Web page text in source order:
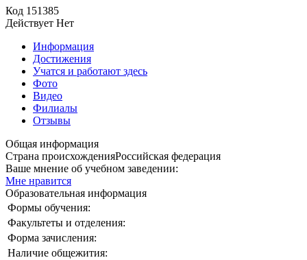
Код 151385
Действует Нет
Информация
Достижения
Учатся и работают здесь
Фото
Видео
Филиалы
Отзывы
Общая информация
Страна происхожденияРоссийская федерация
Ваше мнение об учебном заведении:
Мне нравится
Образовательная информация
Формы обучения:
Факультеты и отделения:
Форма зачисления:
Наличие общежития: